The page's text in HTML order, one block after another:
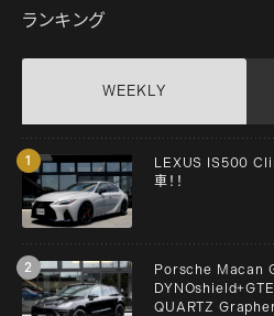
ランキング
WEEKLY
LEXUS IS500
車！！
Porsche Macan
QUARTZ